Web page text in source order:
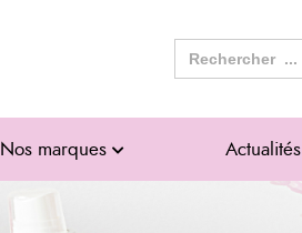
Search
for:
Nos marques Actualités